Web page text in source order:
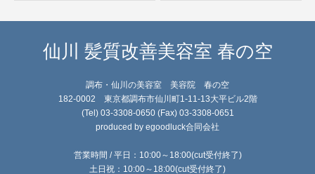
仙川 髪質改善美容室 春の空
調布・仙川の美容室 美容院 春の空
182-0002 東京都調布市仙川町1-11-13大平ビル2階
(Tel) 03-3308-0650 (Fax) 03-3308-0651
produced by egoodluck合同会社
営業時間 / 平日：10:00～18:00(cut受付終了)
土日祝：10:00～18:00(cut受付終了)